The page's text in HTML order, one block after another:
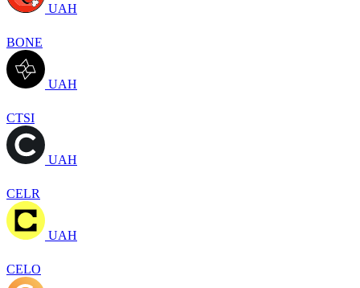
UAH
BONE
UAH
CTSI
UAH
CELR
UAH
CELO